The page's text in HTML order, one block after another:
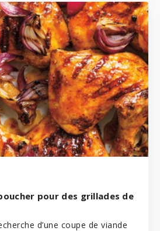
pour des grillades de
d’une coupe de viande